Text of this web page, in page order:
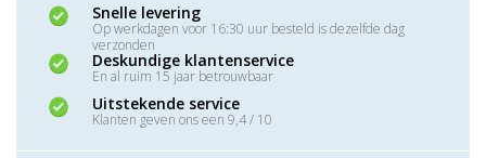
Snelle levering
Op werkdagen voor 16:30 uur besteld is dezelfde dag
verzonden
Deskundige klantenservice
En al ruim 15 jaar betrouwbaar
Uitstekende service
Klanten geven ons een 9,4 / 10